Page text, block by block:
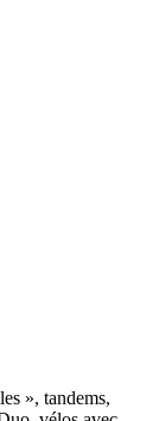
», tandems,